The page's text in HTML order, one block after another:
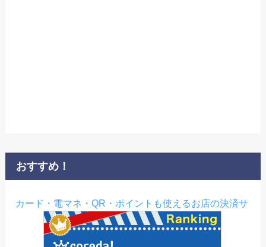
おすすめ！
カード・電マネ・QR・ポイントも使えるお店の決済サ